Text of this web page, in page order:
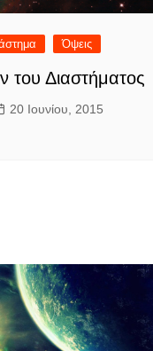
Όψεις
Διαστήματος
20 Ιουνίου, 2015